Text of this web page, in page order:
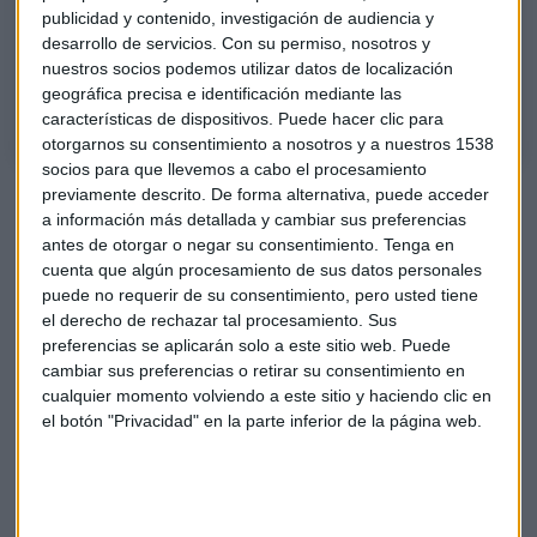
publicidad y contenido, investigación de audiencia y
desarrollo de servicios. Con su permiso, nosotros y
nuestros socios podemos utilizar datos de localización
geográfica precisa e identificación mediante las
características de dispositivos. Puede hacer clic para
otorgarnos su consentimiento a nosotros y a nuestros 1538
socios para que llevemos a cabo el procesamiento
previamente descrito. De forma alternativa, puede acceder
a información más detallada y cambiar sus preferencias
antes de otorgar o negar su consentimiento. Tenga en
cuenta que algún procesamiento de sus datos personales
puede no requerir de su consentimiento, pero usted tiene
el derecho de rechazar tal procesamiento. Sus
preferencias se aplicarán solo a este sitio web. Puede
cambiar sus preferencias o retirar su consentimiento en
cualquier momento volviendo a este sitio y haciendo clic en
el botón "Privacidad" en la parte inferior de la página web.
movimientos del mercado. Luego hemos hablado de perspectivas y de
inversión con Lucía Gutiérrez Mellado, Directora de Estrategia de JP
Morgan AM para España y Portugal
Protagonistas empresariales
En el Ibex 35 destaca la subida de firmas relacionadas con
las renovables como es el caso de Siemens Gamesa (+6%),
Solaria (+5%)y Acciona (4,6%). Avances también para
Cellnex (+3,9%) y Ferovial (+3,7%).
Suben también los títulos deGrifols (+2,5%) que ha
adquirido el 56 % de la estadounidense GigaGen por 80
millones de dólares, con lo que logra así hacerse con el 100